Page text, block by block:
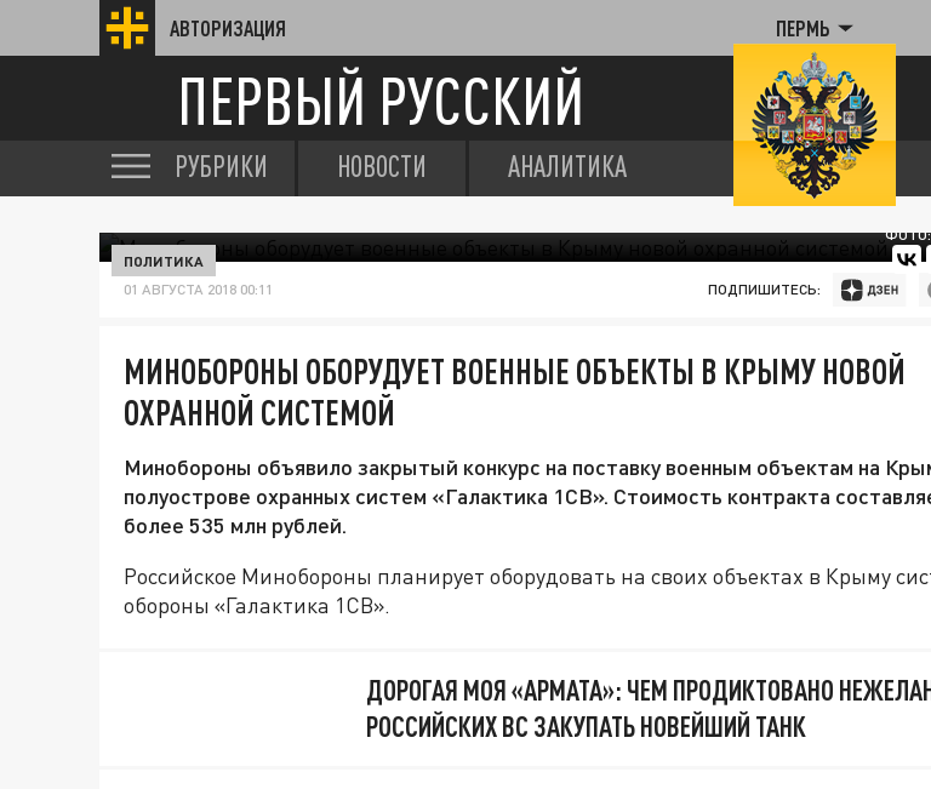
АВТОРИЗАЦИЯ ПЕРМЬ
ПЕРВЫЙ РУССКИЙ
РУБРИКИ НОВОСТИ АНАЛИТИКА
ПОЛИТИКА
01 АВГУСТА 2018 00:11 ПОДПИШИТЕСЬ:
МИНОБОРОНЫ ОБОРУДУЕТ ВОЕННЫЕ ОБЪЕКТЫ В КРЫМУ НОВОЙ
ОХРАННОЙ СИСТЕМОЙ
Минобороны объявило закрытый конкурс на поставку военным объектам на
полуострове охранных систем «Галактика 1СВ». Стоимость контракта
более 535 млн рублей.
Российское Минобороны планирует оборудовать на своих объектах в Крыму
обороны «Галактика 1СВ».
ДОРОГАЯ МОЯ «АРМАТА»: ЧЕМ ПРОДИКТОВАНО
РОССИЙСКИХ ВС ЗАКУПАТЬ НОВЕЙШИЙ ТАНК